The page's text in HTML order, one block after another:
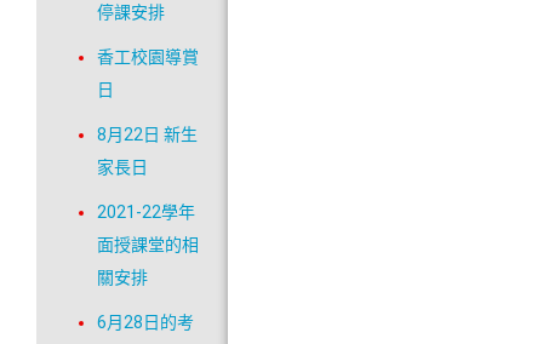
停課安排
香工校園導賞
日
8月22日 新生
家長日
2021-22學年
面授課堂的相
關安排
6月28日的考